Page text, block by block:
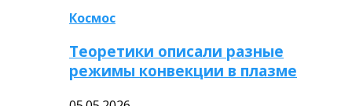
Космос
Теоретики описали разные
режимы конвекции в плазме